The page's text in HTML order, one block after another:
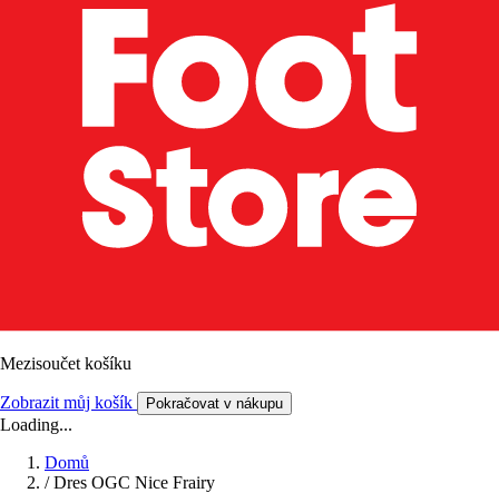
Mezisoučet košíku
Zobrazit můj košík Pokračovat v nákupu
Loading...
Domů
/ Dres OGC Nice Frairy